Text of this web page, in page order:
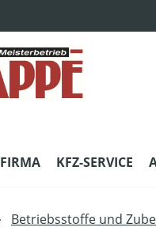
FIRMA KFZ-SERVICE
Betriebsstoffe und